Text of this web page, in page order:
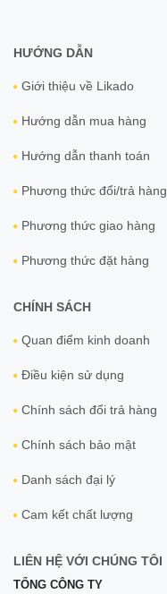
HƯỚNG DẪN
Giới thiệu về Likado
Hướng dẫn mua hàng
Hướng dẫn thanh toán
Phương thức đổi/trả hàng
Phương thức giao hàng
Phương thức đặt hàng
CHÍNH SÁCH
Quan điểm kinh doanh
Điều kiện sử dụng
Chính sách đổi trả hàng
Chính sách bảo mật
Danh sách đại lý
Cam kết chất lượng
LIÊN HỆ VỚI CHÚNG TÔI
TỔNG CÔNG TY